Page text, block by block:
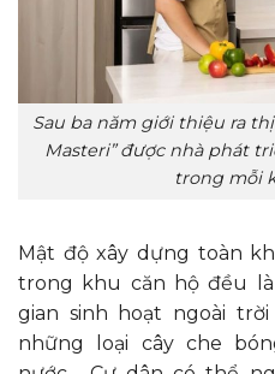
Sau ba năm giới thiệu ra
Masteri” được nhà phát
trong mỗi
Mật độ xây dựng toàn
trong khu căn hộ đều
gian sinh hoạt ngoài
những loại cây che